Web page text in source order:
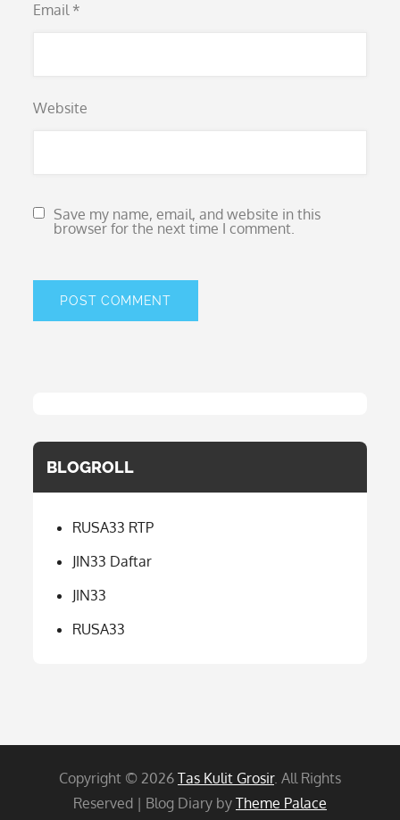
Email *
Website
Save my name, email, and website in this
browser for the next time I comment.
BLOGROLL
RUSA33 RTP
JIN33 Daftar
JIN33
RUSA33
Copyright © 2026 Tas Kulit Grosir. All Rights
Reserved | Blog Diary by Theme Palace